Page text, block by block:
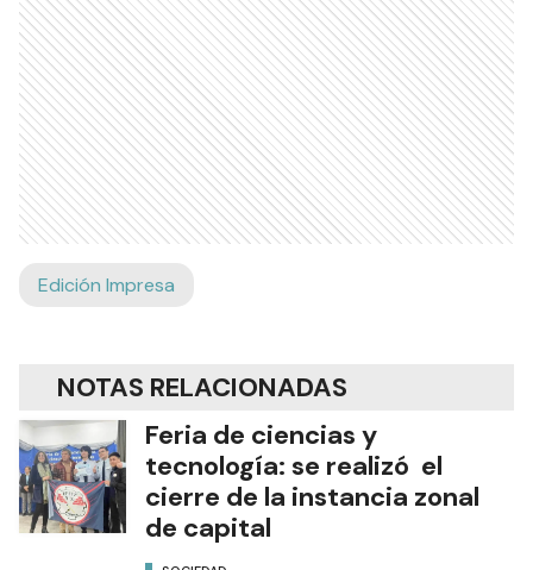
Edición Impresa
NOTAS RELACIONADAS
Feria de ciencias y
tecnología: se realizó el
cierre de la instancia zonal
de capital